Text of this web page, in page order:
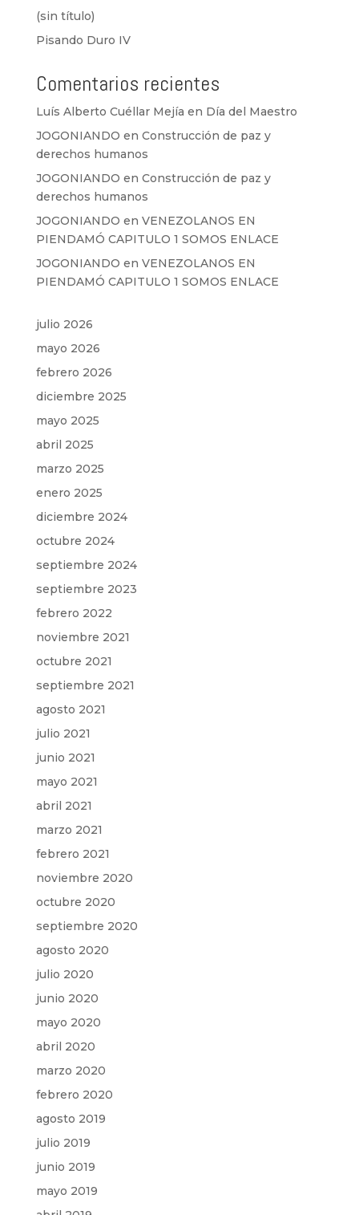
(sin título)
Pisando Duro IV
Comentarios recientes
Luís Alberto Cuéllar Mejía en Día del Maestro
JOGONIANDO en Construcción de paz y
derechos humanos
JOGONIANDO en Construcción de paz y
derechos humanos
JOGONIANDO en VENEZOLANOS EN
PIENDAMÓ CAPITULO 1 SOMOS ENLACE
JOGONIANDO en VENEZOLANOS EN
PIENDAMÓ CAPITULO 1 SOMOS ENLACE
julio 2026
mayo 2026
febrero 2026
diciembre 2025
mayo 2025
abril 2025
marzo 2025
enero 2025
diciembre 2024
octubre 2024
septiembre 2024
septiembre 2023
febrero 2022
noviembre 2021
octubre 2021
septiembre 2021
agosto 2021
julio 2021
junio 2021
mayo 2021
abril 2021
marzo 2021
febrero 2021
noviembre 2020
octubre 2020
septiembre 2020
agosto 2020
julio 2020
junio 2020
mayo 2020
abril 2020
marzo 2020
febrero 2020
agosto 2019
julio 2019
junio 2019
mayo 2019